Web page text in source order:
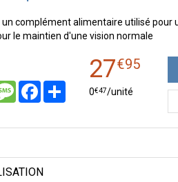
complément alimentaire utilisé pour
le maintien d'une vision normale
MessageFacebookPartager
27€95
0€47/unité